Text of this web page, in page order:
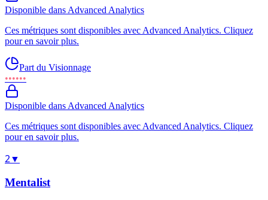
Disponible dans Advanced Analytics
Ces métriques sont disponibles avec Advanced Analytics. Cliquez
pour en savoir plus.
Part du Visionnage
••••••
Disponible dans Advanced Analytics
Ces métriques sont disponibles avec Advanced Analytics. Cliquez
pour en savoir plus.
2▼
Mentalist